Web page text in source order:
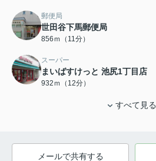
郵便局
世田谷下馬郵便局
856ｍ（11分）
スーパー
まいばすけっと 池尻1丁目店
932ｍ（12分）
すべて見る
メールで共有する